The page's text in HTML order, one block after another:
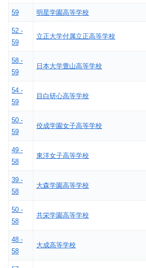
59 明星学園高等学校
52 -
59
立正大学付属立正高等学校
58 -
59
日本大学豊山高等学校
54 -
59
目白研心高等学校
50 -
59
佼成学園女子高等学校
49 -
58
東洋女子高等学校
39 -
58
大森学園高等学校
50 -
58
共栄学園高等学校
48 -
58
大成高等学校